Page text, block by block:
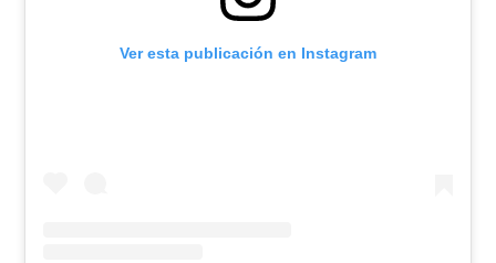
Ver esta publicación en Instagram